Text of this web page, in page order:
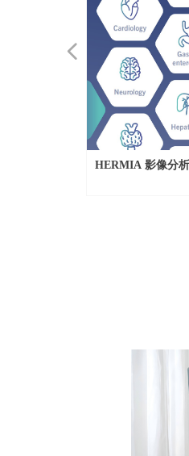
HERMIA 影像分
넳